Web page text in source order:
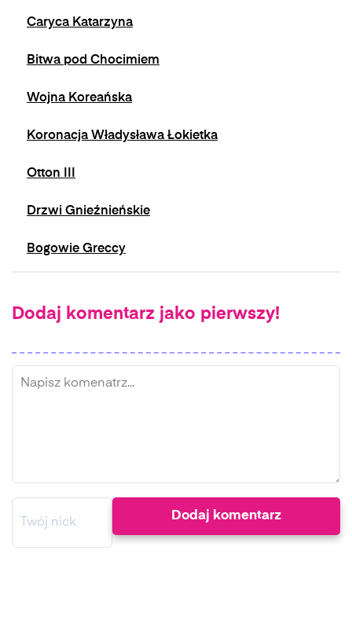
Caryca Katarzyna
Bitwa pod Chocimiem
Wojna Koreańska
Koronacja Władysława Łokietka
Otton III
Drzwi Gnieźnieńskie
Bogowie Greccy
Dodaj komentarz jako pierwszy!